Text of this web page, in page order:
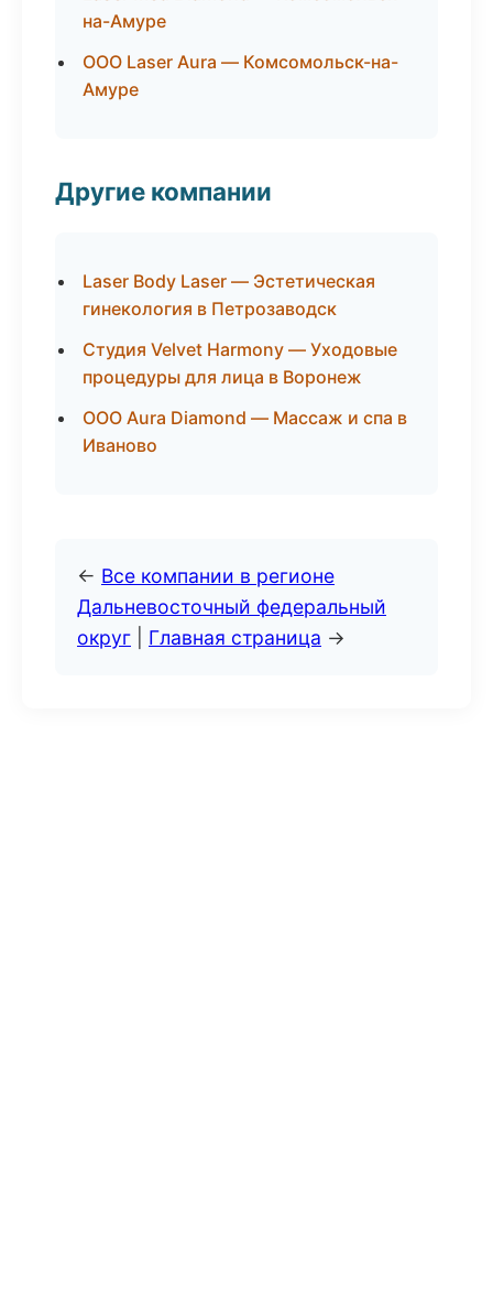
на-Амуре
ООО Laser Aura — Комсомольск-на-
Амуре
Другие компании
Laser Body Laser — Эстетическая
гинекология в Петрозаводск
Студия Velvet Harmony — Уходовые
процедуры для лица в Воронеж
ООО Aura Diamond — Массаж и спа в
Иваново
← Все компании в регионе
Дальневосточный федеральный
округ
Главная страница →